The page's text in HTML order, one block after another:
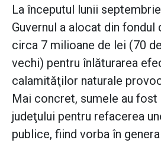
La începutul lunii
Guvernul a alocat din fondul
circa 7 milioane de lei (70
vechi) pentru înlăturarea
calamităţilor naturale
Mai concret, sumele au
judeţului pentru refacerea
publice, fiind vorba în